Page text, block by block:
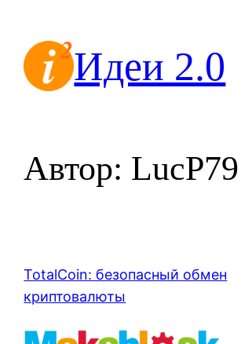
содержимомуИдеи 2.0
Автор: LucP79
TotalCoin: безопасный обмен
криптовалюты